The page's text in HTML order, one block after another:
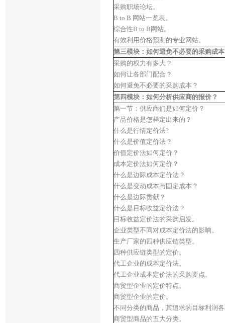
采购职场论坛。
B to B 网站一览表。
综合性B to B网站。
有效利用价格预测的专业网站。
第三模块：如何避免不必要的采购成
采购的权力有多大？
如何让各部门配合？
如何避免不必要的采购成本？
第四模块：如何分析供应商的报价？
第一节：供应商们是如何定价？
产品价格是怎样定出来的？
什么是行情定价法?
什么是价值定价法？
价值定价法如何定价？
成本定价法如何定价？
什么是边际成本定价法？
什么是变动成本与固定成本？
什么是边际贡献？
什么是目标收益定价法？
目标收益定价法的采购启发。
企业类型不同对成本定价法的影响。
生产厂家的四种供应链类型。
四种供应链类型的定价。
代工企业的成本定价法。
代工企业成本定价法的采购要点。
商贸型企业的定价特点。
商贸型企业的定价。
不同分类的商品，其追求的目标利润
商贸型商品的五大分类。